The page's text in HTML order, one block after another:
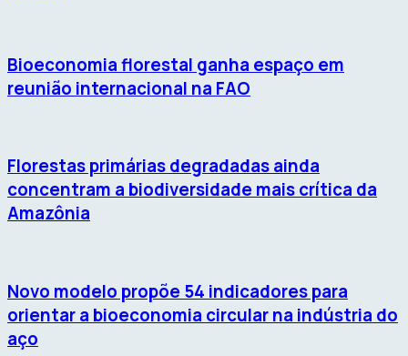
Bioeconomia florestal ganha espaço em
reunião internacional na FAO
Florestas primárias degradadas ainda
concentram a biodiversidade mais crítica da
Amazônia
Novo modelo propõe 54 indicadores para
orientar a bioeconomia circular na indústria do
aço